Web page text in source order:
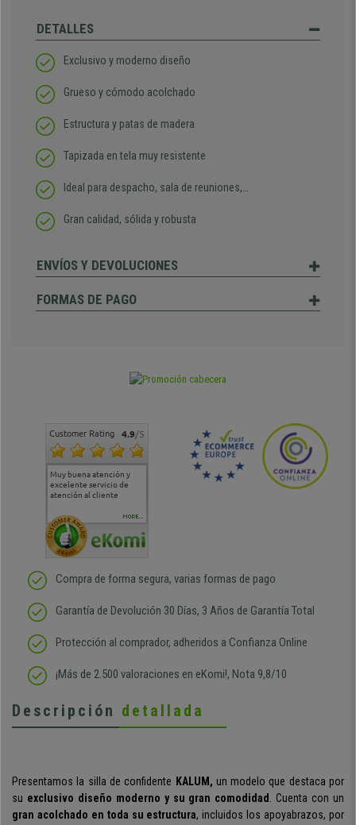
DETALLES
Exclusivo y moderno diseño
Grueso y cómodo acolchado
Estructura y patas de madera
Tapizada en tela muy resistente
Ideal para despacho, sala de reuniones,…
Gran calidad, sólida y robusta
ENVÍOS Y DEVOLUCIONES
FORMAS DE PAGO
Customer Rating 4.9/5
Muy buena atención y
excelente servicio de
atención al cliente
Muy buena atención de
cara al asesoramiento
Si estoy contento
MORE...
Compra de forma segura, varias formas de pago
Garantía de Devolución 30 Días, 3 Años de Garantía Total
Protección al comprador, adheridos a Confianza Online
¡Más de 2.500 valoraciones en eKomi!, Nota 9,8/10
Descripción detallada
Presentamos la silla de confidente KALUM, un modelo que destaca por
su exclusivo diseño moderno y su gran comodidad
. Cuenta con un
gran acolchado en toda su estructura, incluidos los apoyabrazos, por